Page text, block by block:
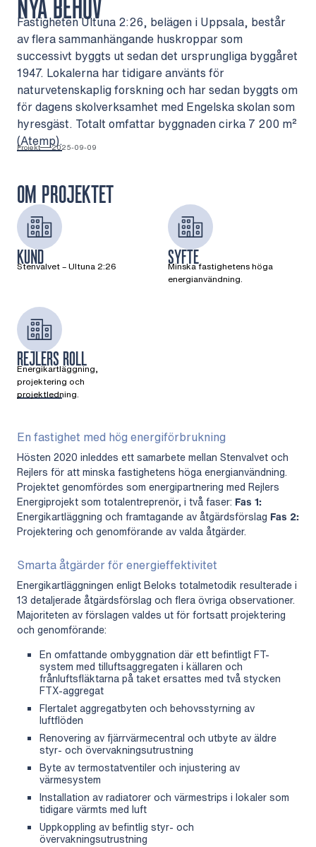
NYA BEHOV
Fastigheten Ultuna 2:26, belägen i Uppsala, består
av flera sammanhängande huskroppar som
successivt byggts ut sedan det ursprungliga byggåret
1947. Lokalerna har tidigare använts för
naturvetenskaplig forskning och har sedan byggts om
för dagens skolverksamhet med Engelska skolan som
hyresgäst. Totalt omfattar byggnaden cirka 7 200 m²
(Atemp).
Projekt 2025-09-09
OM PROJEKTET
KUND
Stenvalvet – Ultuna 2:26 SYFTE
Minska fastighetens höga
energianvändning.
REJLERS ROLL
Energikartläggning,
projektering och
projektledning.
En fastighet med hög energiförbrukning
Hösten 2020 inleddes ett samarbete mellan Stenvalvet och
Rejlers för att minska fastighetens höga energianvändning.
Projektet genomfördes som energipartnering med Rejlers
Energiprojekt som totalentreprenör, i två faser: Fas 1:
Energikartläggning och framtagande av åtgärdsförslag Fas 2:
Projektering och genomförande av valda åtgärder.
Smarta åtgärder för energieffektivitet
Energikartläggningen enligt Beloks totalmetodik resulterade i
13 detaljerade åtgärdsförslag och flera övriga observationer.
Majoriteten av förslagen valdes ut för fortsatt projektering
och genomförande:
En omfattande ombyggnation där ett befintligt FT-
system med tilluftsaggregaten i källaren och
frånluftsfläktarna på taket ersattes med två stycken
FTX-aggregat
Flertalet aggregatbyten och behovsstyrning av
luftflöden
Renovering av fjärrvärmecentral och utbyte av äldre
styr- och övervakningsutrustning
Byte av termostatventiler och injustering av
värmesystem
Installation av radiatorer och värmestrips i lokaler som
tidigare värmts med luft
Uppkoppling av befintlig styr- och
övervakningsutrustning